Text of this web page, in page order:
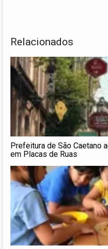
Relacionados
Prefeitura de São Caetano
em Placas de Ruas